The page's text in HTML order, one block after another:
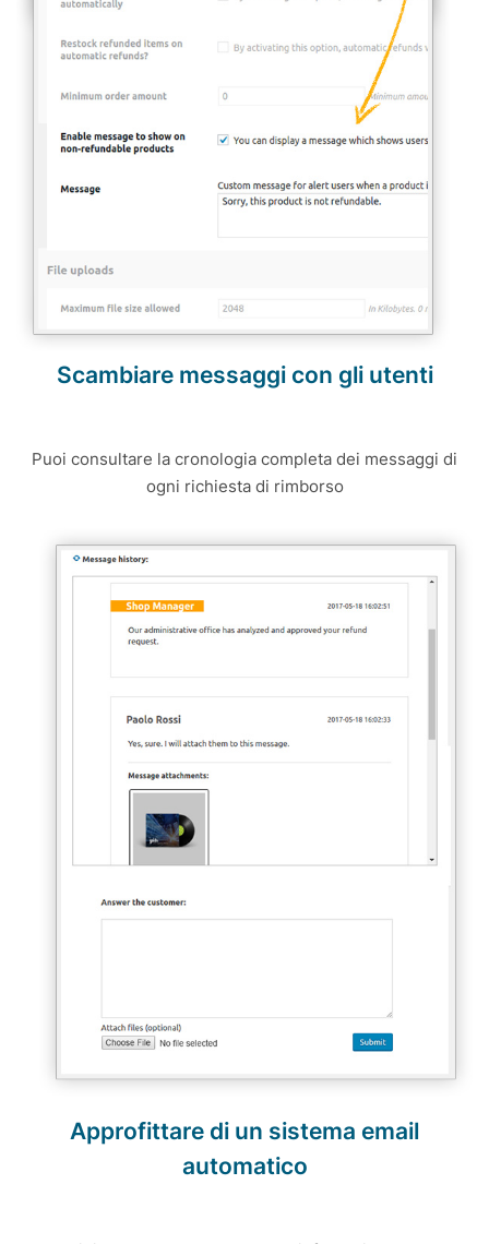
Scambiare messaggi con gli utenti
Puoi consultare la cronologia completa dei messaggi di
ogni richiesta di rimborso
Approfittare di un sistema email
automatico